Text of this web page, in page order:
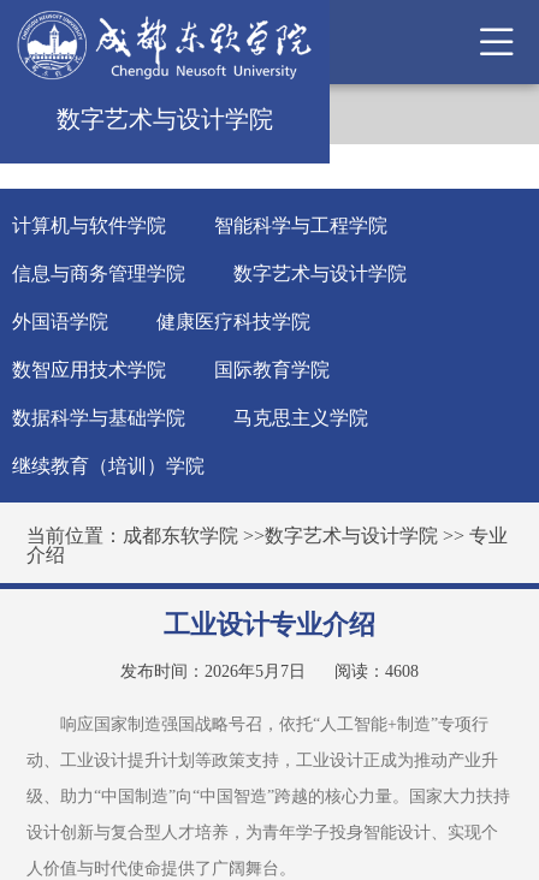
数字艺术与设计学院
计算机与软件学院 智能科学与工程学院
信息与商务管理学院 数字艺术与设计学院
外国语学院 健康医疗科技学院
数智应用技术学院 国际教育学院
数据科学与基础学院 马克思主义学院
继续教育（培训）学院
当前位置： 成都东软学院 >>数字艺术与设计学院 >>专业
介绍
工业设计专业介绍
发布时间：2026年5月7日 阅读： 4608
响应国家制造强国战略号召，依托“人工智能+制造”专项行
动、工业设计提升计划等政策支持，工业设计正成为推动产业升
级、助力“中国制造”向“中国智造”跨越的核心力量。国家大力扶持
设计创新与复合型人才培养，为青年学子投身智能设计、实现个
人价值与时代使命提供了广阔舞台。